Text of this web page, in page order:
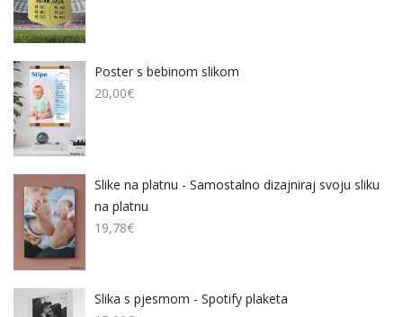
Poster s bebinom slikom
20,00€
Slike na platnu - Samostalno dizajniraj svoju sliku
na platnu
19,78€
Slika s pjesmom - Spotify plaketa